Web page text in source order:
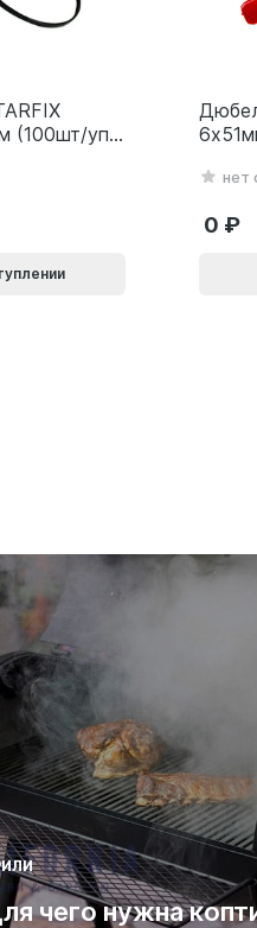
(100шт/уп)
нет
0
чего нужна